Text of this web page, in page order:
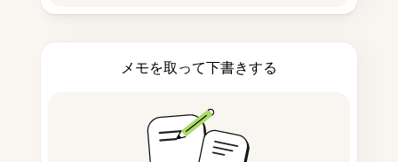
メモを取って下書きする